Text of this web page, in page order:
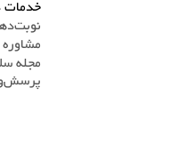
خدمات
مشاوره
مجله